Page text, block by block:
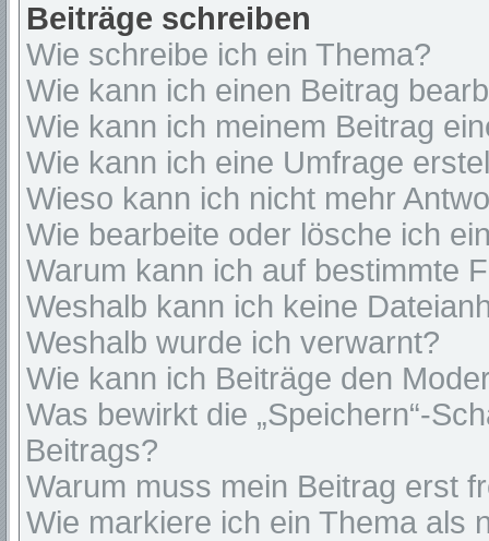
Beiträge schreiben
Wie schreibe ich ein Thema?
Wie kann ich einen Beitrag
Wie kann ich meinem Beitrag
Wie kann ich eine Umfrage
Wieso kann ich nicht mehr
Wie bearbeite oder lösche ich
Warum kann ich auf bestimmte
Weshalb kann ich keine
Weshalb wurde ich verwarnt?
Wie kann ich Beiträge den
Was bewirkt die „Speichern“-
Beitrags?
Warum muss mein Beitrag erst
Wie markiere ich ein Thema als